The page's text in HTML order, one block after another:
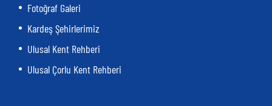
Fotoğraf Galeri
Kardeş Şehirlerimiz
Ulusal Kent Rehberi
Ulusal Çorlu Kent Rehberi